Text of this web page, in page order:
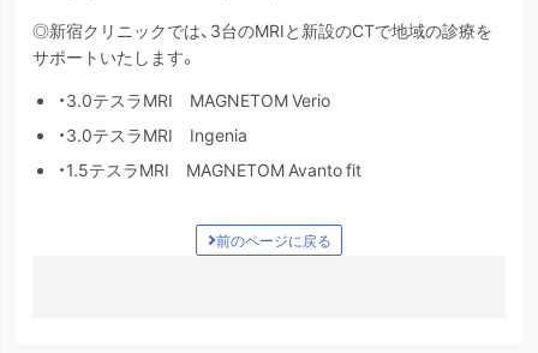
◎新宿クリニックでは、3台のMRIと新設のCTで地域の診療を
サポートいたします。
・3.0テスラMRI MAGNETOM Verio
・3.0テスラMRI Ingenia
・1.5テスラMRI MAGNETOM Avanto fit
前のページに戻る